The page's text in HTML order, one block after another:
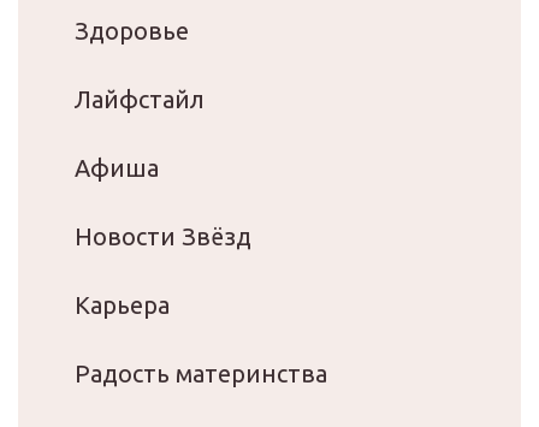
Здоровье
Лайфстайл
Афиша
Новости Звёзд
Карьера
Радость материнства